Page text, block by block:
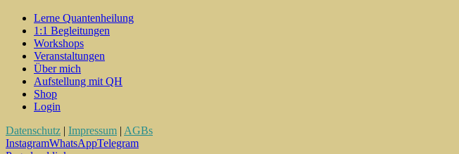
Lerne Quantenheilung
1:1 Begleitungen
Workshops
Veranstaltungen
Über mich
Aufstellung mit QH
Shop
Login
Datenschutz | Impressum | AGBs
InstagramWhatsAppTelegram